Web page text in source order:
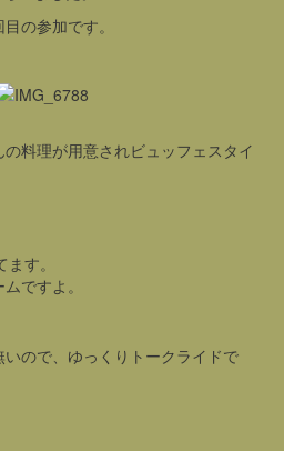
の参加です。
料理が用意されビュッフェスタイ
す。
ですよ。
ので、ゆっくりトークライドで